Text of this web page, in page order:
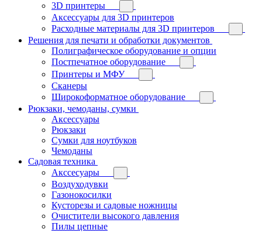
3D принтеры
Аксессуары для 3D принтеров
Расходные материалы для 3D принтеров
Решения для печати и обработки документов
Полиграфическое оборудование и опции
Постпечатное оборудование
Принтеры и МФУ
Сканеры
Широкоформатное оборудование
Рюкзаки, чемоданы, сумки
Аксессуары
Рюкзаки
Сумки для ноутбуков
Чемоданы
Садовая техника
Акссесуары
Воздуходувки
Газонокосилки
Кусторезы и садовые ножницы
Очистители высокого давления
Пилы цепные